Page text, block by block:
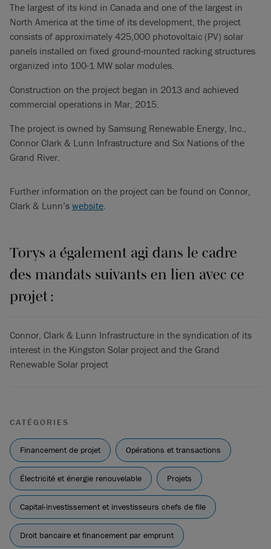
The largest of its kind in Canada and one of the largest in
North America at the time of its development, the project
consists of approximately 425,000 photovoltaic (PV) solar
panels installed on fixed ground-mounted racking structures
organized into 100-1 MW solar modules.
Construction on the project began in 2013 and achieved
commercial operations in Mar, 2015.
The project is owned by Samsung Renewable Energy, Inc.,
Connor Clark & Lunn Infrastructure and Six Nations of the
Grand River.
Further information on the project can be found on Connor,
Clark & Lunn’s website
Torys a également agi dans le cadre
des mandats suivants en lien avec ce
projet :
Connor, Clark & Lunn Infrastructure in the syndication of its
interest in the Kingston Solar project and the Grand
Renewable Solar project
CATÉGORIES
Financement de projet Opérations et transactions
Électricité et énergie renouvelable Projets
Capital-investissement et investisseurs chefs de file
Droit bancaire et financement par emprunt